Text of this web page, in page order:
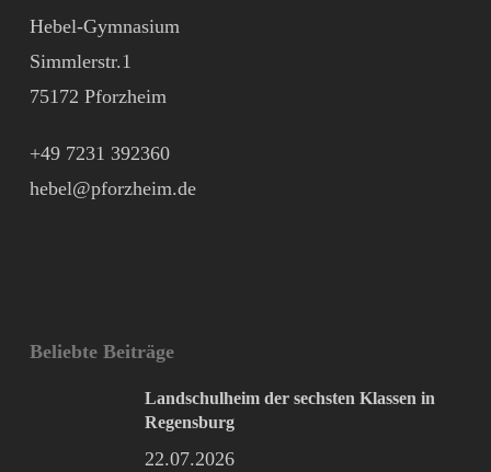
Hebel-Gymnasium
Simmlerstr.1
75172 Pforzheim
+49 7231 392360
hebel@pforzheim.de
Beliebte Beiträge
Landschulheim der sechsten Klassen in
Regensburg
22.07.2026